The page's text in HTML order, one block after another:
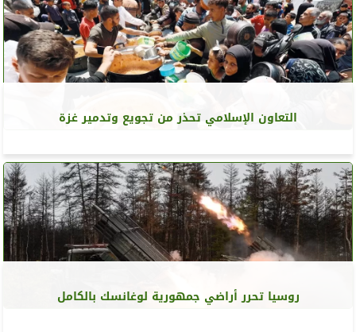
التعاون الإسلامي تحذر من تجويع وتدمير غزة
روسيا تحرر أراضي جمهورية لوغانسك بالكامل